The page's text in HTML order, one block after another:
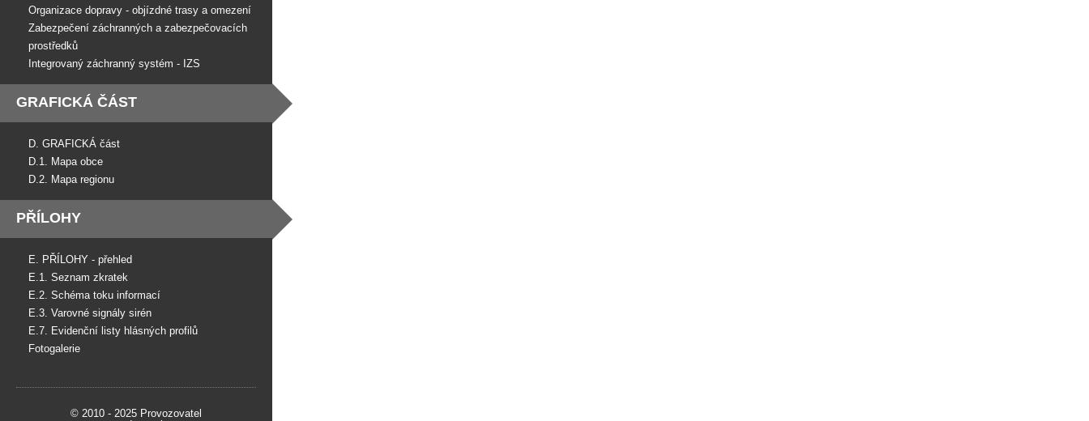
Organizace dopravy - objízdné trasy a omezení
Zabezpečení záchranných a zabezpečovacích
prostředků
Integrovaný záchranný systém - IZS
GRAFICKÁ ČÁST
D. GRAFICKÁ část
D.1. Mapa obce
D.2. Mapa regionu
PŘÍLOHY
E. PŘÍLOHY - přehled
E.1. Seznam zkratek
E.2. Schéma toku informací
E.3. Varovné signály sirén
E.7. Evidenční listy hlásných profilů
Fotogalerie
© 2010 - 2025 Provozovatel